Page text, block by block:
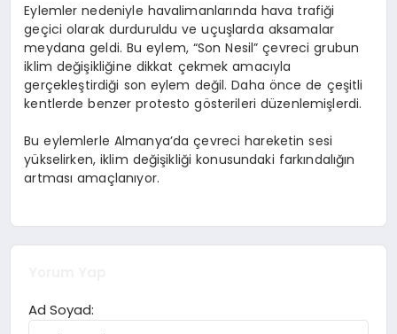
Eylemler nedeniyle havalimanlarında hava trafiği
geçici olarak durduruldu ve uçuşlarda aksamalar
meydana geldi. Bu eylem, “Son Nesil” çevreci grubun
iklim değişikliğine dikkat çekmek amacıyla
gerçekleştirdiği son eylem değil. Daha önce de çeşitli
kentlerde benzer protesto gösterileri düzenlemişlerdi.
Bu eylemlerle Almanya’da çevreci hareketin sesi
yükselirken, iklim değişikliği konusundaki farkındalığın
artması amaçlanıyor.
Ad Soyad: